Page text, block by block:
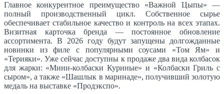
Главное конкурентное преимущество «Важной Цыпы» —
полный производственный цикл. Собственное сырье
обеспечивает стабильное качество и контроль на всех этапах.
Визитная карточка бренда — постоянное обновление
ассортимента. В 2026 году будут запущены долгожданные
новинки из филе с популярными соусами «Том Ям» и
«Терияки». Уже сейчас доступны к продаже два вида колбасок
для жарки: «Мини-колбаски Куриные» и «Колбаски Гриль с
сыром», а также «Шашлык в маринаде», получивший золотую
медаль на выставке «Продэкспо».